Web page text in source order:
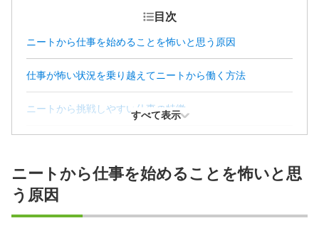
目次
ニートから仕事を始めることを怖いと思う原因
仕事が怖い状況を乗り越えてニートから働く方法
ニートから挑戦しやすい仕事の特徴
「仕事が怖い」と感じる場合によくある疑問
すべて表示
ニートから仕事を始めることを怖いと思
う原因